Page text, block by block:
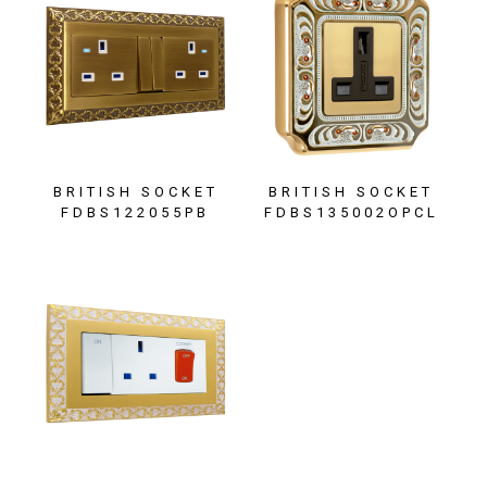
BRITISH SOCKET
FDBS122055PB
BRITISH SOCKET
FDBS135002OPCL